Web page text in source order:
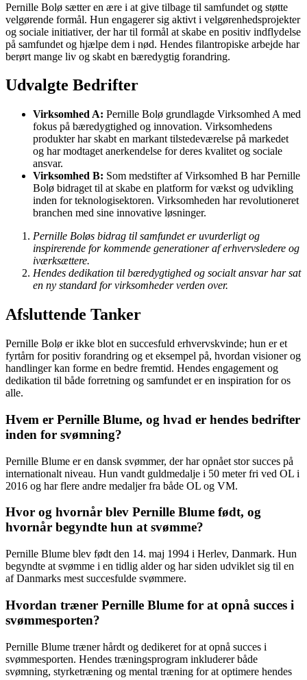
Pernille Bolø sætter en ære i at give tilbage til samfundet og støtte
velgørende formål. Hun engagerer sig aktivt i velgørenhedsprojekter
og sociale initiativer, der har til formål at skabe en positiv indflydelse
på samfundet og hjælpe dem i nød. Hendes filantropiske arbejde har
berørt mange liv og skabt en bæredygtig forandring.
Udvalgte Bedrifter
Virksomhed A: Pernille Bolø grundlagde Virksomhed A med
fokus på bæredygtighed og innovation. Virksomhedens
produkter har skabt en markant tilstedeværelse på markedet
og har modtaget anerkendelse for deres kvalitet og sociale
ansvar.
Virksomhed B: Som medstifter af Virksomhed B har Pernille
Bolø bidraget til at skabe en platform for vækst og udvikling
inden for teknologisektoren. Virksomheden har revolutioneret
branchen med sine innovative løsninger.
Pernille Boløs bidrag til samfundet er uvurderligt og
inspirerende for kommende generationer af erhvervsledere og
iværksættere.
Hendes dedikation til bæredygtighed og socialt ansvar har sat
en ny standard for virksomheder verden over.
Afsluttende Tanker
Pernille Bolø er ikke blot en succesfuld erhvervskvinde; hun er et
fyrtårn for positiv forandring og et eksempel på, hvordan visioner og
handlinger kan forme en bedre fremtid. Hendes engagement og
dedikation til både forretning og samfundet er en inspiration for os
alle.
Hvem er Pernille Blume, og hvad er hendes bedrifter
inden for svømning?
Pernille Blume er en dansk svømmer, der har opnået stor succes på
internationalt niveau. Hun vandt guldmedalje i 50 meter fri ved OL i
2016 og har flere andre medaljer fra både OL og VM.
Hvor og hvornår blev Pernille Blume født, og
hvornår begyndte hun at svømme?
Pernille Blume blev født den 14. maj 1994 i Herlev, Danmark. Hun
begyndte at svømme i en tidlig alder og har siden udviklet sig til en
af Danmarks mest succesfulde svømmere.
Hvordan træner Pernille Blume for at opnå succes i
svømmesporten?
Pernille Blume træner hårdt og dedikeret for at opnå succes i
svømmesporten. Hendes træningsprogram inkluderer både
svømning, styrketræning og mental træning for at optimere hendes